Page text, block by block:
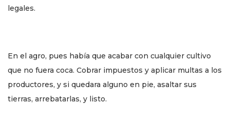
legales.
En el agro, pues había que acabar con cualquier cultivo
que no fuera coca. Cobrar impuestos y aplicar multas a los
productores, y si quedara alguno en pie, asaltar sus
tierras, arrebatarlas, y listo.